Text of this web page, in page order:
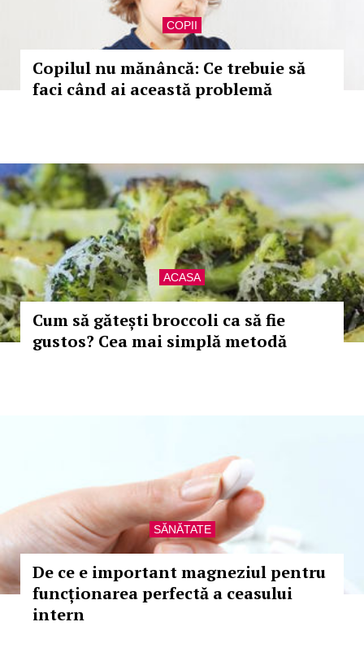
COPII
Copilul nu mănâncă: Ce trebuie să
faci când ai această problemă
ACASA
Cum să gătești broccoli ca să fie
gustos? Cea mai simplă metodă
SĂNĂTATE
De ce e important magneziul pentru
funcționarea perfectă a ceasului
intern